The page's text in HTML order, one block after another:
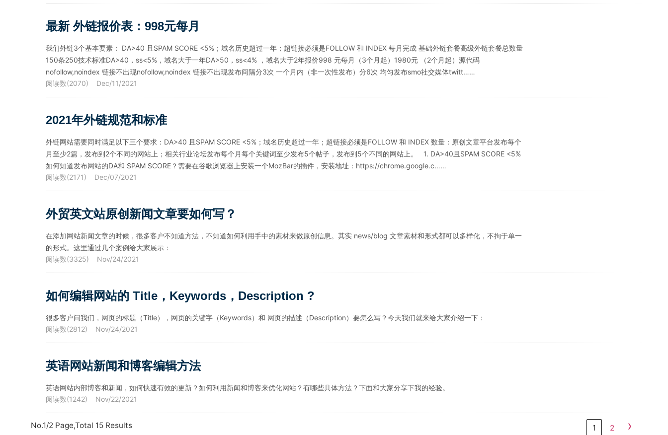
最新 外链报价表：998元每月
我们外链3个基本要素： DA>40 且SPAM SCORE <5%；域名历史超过一年；超链接必须是FOLLOW 和 INDEX 每月完成 基础外链套餐高级外链套餐总数量
150条250技术标准DA>40，ss<5%，域名大于一年DA>50，ss<4% ，域名大于2年报价998 元每月（3个月起）1980元 （2个月起）源代码
nofollow,noindex 链接不出现nofollow,noindex 链接不出现发布间隔分3次 一个月内（非一次性发布）分6次 均匀发布smo社交媒体twitt……
阅读数(2070) Dec/11/2021
2021年外链规范和标准
外链网站需要同时满足以下三个要求：DA>40 且SPAM SCORE <5%；域名历史超过一年；超链接必须是FOLLOW 和 INDEX 数量：原创文章平台发布每个
月至少2篇，发布到2个不同的网站上；相关行业论坛发布每个月每个关键词至少发布5个帖子，发布到5个不同的网站上。 1. DA>40且SPAM SCORE <5%
如何知道发布网站的DA和 SPAM SCORE？需要在谷歌浏览器上安装一个MozBar的插件，安装地址：https://chrome.google.c……
阅读数(2171) Dec/07/2021
外贸英文站原创新闻文章要如何写？
在添加网站新闻文章的时候，很多客户不知道方法，不知道如何利用手中的素材来做原创信息。其实 news/blog 文章素材和形式都可以多样化，不拘于单一
的形式。这里通过几个案例给大家展示：
阅读数(3325) Nov/24/2021
如何编辑网站的 Title，Keywords，Description ?
很多客户问我们，网页的标题（Title），网页的关键字（Keywords）和 网页的描述（Description）要怎么写？今天我们就来给大家介绍一下：
阅读数(2812) Nov/24/2021
英语网站新闻和博客编辑方法
英语网站内部博客和新闻，如何快速有效的更新？如何利用新闻和博客来优化网站？有哪些具体方法？下面和大家分享下我的经验。
阅读数(1242) Nov/22/2021
No.1/2 Page,Total 15 Results 1 2 ›